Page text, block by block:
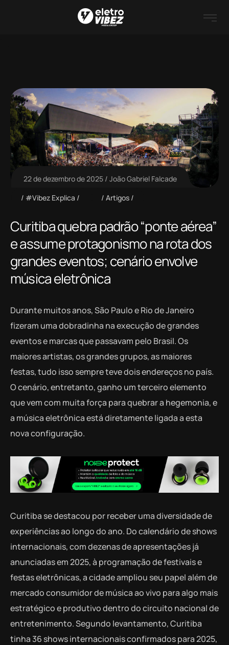
22 de dezembro de 2025
João Gabriel Falcade
#Vibez Explica
Artigos
Curitiba quebra padrão “ponte aérea”
e assume protagonismo na rota dos
grandes eventos; cenário envolve
música eletrônica
Durante muitos anos, São Paulo e Rio de Janeiro
fizeram uma dobradinha na execução de grandes
eventos e marcas que passavam pelo Brasil. Os
maiores artistas, os grandes grupos, as maiores
festas, tudo isso sempre teve dois endereços no país.
O cenário, entretanto, ganho um terceiro elemento
que vem com muita força para quebrar a hegemonia, e
a música eletrônica está diretamente ligada a esta
nova configuração.
Curitiba se destacou por receber uma diversidade de
experiências ao longo do ano. Do calendário de shows
internacionais, com dezenas de apresentações já
anunciadas em 2025, à programação de festivais e
festas eletrônicas, a cidade ampliou seu papel além de
mercado consumidor de música ao vivo para algo mais
estratégico e produtivo dentro do circuito nacional de
entretenimento. Segundo levantamento, Curitiba
tinha 36 shows internacionais confirmados para 2025,